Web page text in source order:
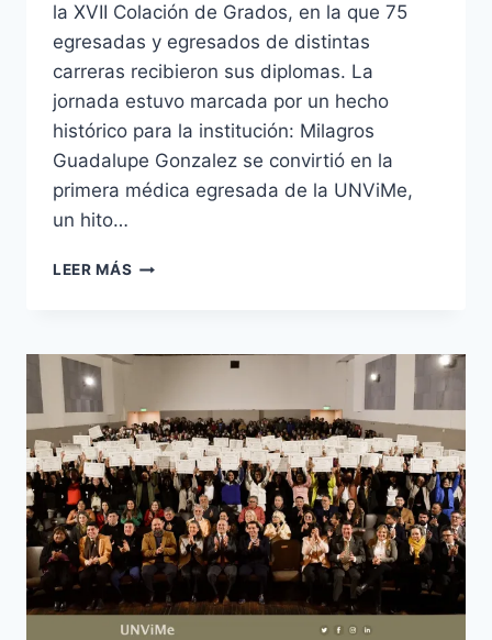
la XVII Colación de Grados, en la que 75
egresadas y egresados de distintas
carreras recibieron sus diplomas. La
jornada estuvo marcada por un hecho
histórico para la institución: Milagros
Guadalupe Gonzalez se convirtió en la
primera médica egresada de la UNViMe,
un hito…
LEER MÁS VILLA
DE
HISTÓRICA
PARA
LA
UNVIME